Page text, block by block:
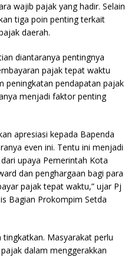
wajib pajak yang hadir. Selain
tiga poin penting terkait
daerah.
diantaranya pentingnya
pajak tepat waktu
peningkatan pendapatan pajak
menjadi faktor penting
apresiasi kepada Bapenda
even ini. Tentu ini menjadi
upaya Pemerintah Kota
dan penghargaan bagi para
pajak tepat waktu,” ujar Pj
Bagian Prokompim Setda
Masyarakat perlu
dalam menggerakkan